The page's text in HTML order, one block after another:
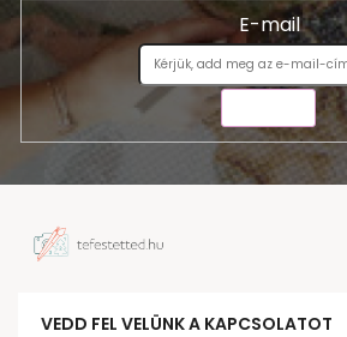
E-mail
VEDD FEL VELÜNK A KAPCSOLATOT